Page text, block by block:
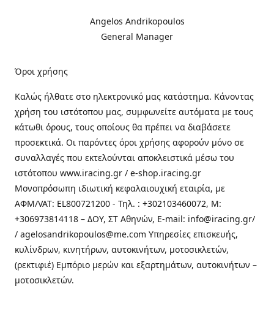
Angelos Andrikopoulos
General Manager
Όροι χρήσης
Καλώς ήλθατε στo ηλεκτρονικό μας κατάστημα. Κάνοντας
χρήση του ιστότοπου μας, συμφωνείτε αυτόματα με τους
κάτωθι όρους, τους οποίους θα πρέπει να διαβάσετε
προσεκτικά. Οι παρόντες όροι χρήσης αφορούν μόνο σε
συναλλαγές που εκτελούνται αποκλειστικά μέσω του
ιστότοπου www.iracing.gr / e-shop.iracing.gr
Μονοπρόσωπη ιδιωτική κεφαλαιουχική εταιρία, με
ΑΦΜ/VAT: EL800721200 - Τηλ. : +302103460072, M:
+306973814118 – ΔΟΥ, ΣΤ Αθηνών, E-mail: info@iracing.gr/
/ agelosandrikopoulos@me.com Υπηρεσίες επισκευής,
κυλίνδρων, κινητήρων, αυτοκινήτων, μοτοσικλετών,
(ρεκτιφιέ) Εμπόριο μερών και εξαρτημάτων, αυτοκινήτων –
μοτοσικλετών.